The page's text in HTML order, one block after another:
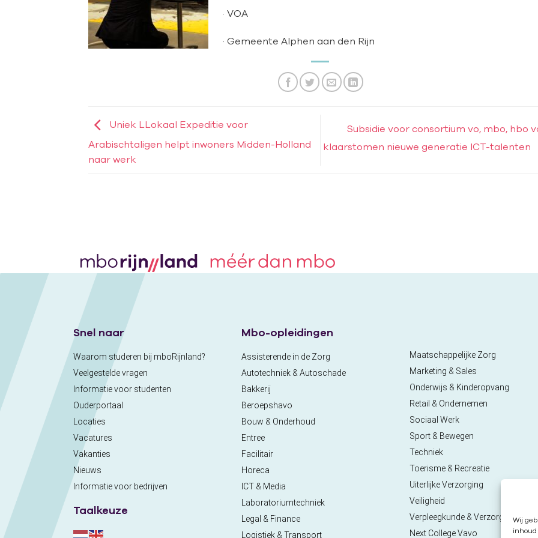
Wij
· VOA
· Gemeente Alphen aan den Rijn
Uniek LLokaal Expeditie voor
Arabischtaligen helpt inwoners Midden-Holland
naar werk
Subsidie voor consortium vo, mbo, hbo
klaarstomen nieuwe generatie ICT-talenten
Snel naar
Waarom studeren bij mboRijnland?
Veelgestelde vragen
Informatie voor studenten
Ouderportaal
Locaties
Vacatures
Vakanties
Nieuws
Informatie voor bedrijven
Taalkeuze
Mbo-opleidingen
Assisterende in de Zorg
Autotechniek & Autoschade
Bakkerij
Beroepshavo
Bouw & Onderhoud
Entree
Facilitair
Horeca
ICT & Media
Laboratoriumtechniek
Legal & Finance
Logistiek & Transport
Maatschappelijke Zorg
Marketing & Sales
Onderwijs & Kinderopvang
Retail & Ondernemen
Sociaal Werk
Sport & Bewegen
Techniek
Toerisme & Recreatie
Uiterlijke Verzorging
Veiligheid
Verpleegkunde & Verzorgende
Next College Vavo